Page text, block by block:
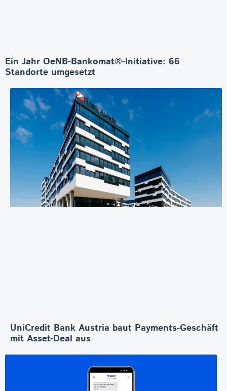
Ein Jahr OeNB-Bankomat®-Initiative: 66
Standorte umgesetzt
UniCredit Bank Austria baut Payments-Geschäft
mit Asset-Deal aus